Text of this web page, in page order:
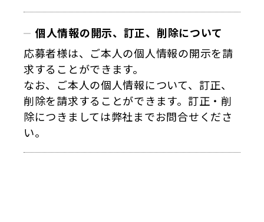
個人情報の開示、訂正、削除について
応募者様は、ご本人の個人情報の開示を請
求することができます。
なお、ご本人の個人情報について、訂正、
削除を請求することができます。訂正・削
除につきましては弊社までお問合せくださ
い。